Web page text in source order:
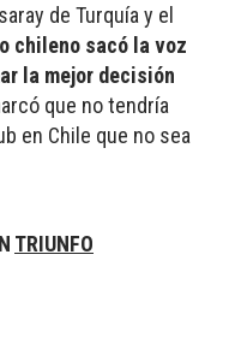
de Turquía y el
chileno sacó la voz
la mejor decisión
que no tendría
en Chile que no sea
TRIUNFO